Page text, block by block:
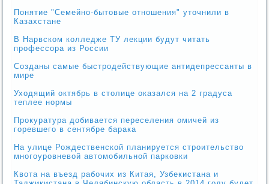
Понятие "Семейно-бытовые отношения" уточнили в
Казахстане
В Нарвском колледже ТУ лекции будут читать
профессора из России
Созданы самые быстродействующие антидепрессанты в
мире
Уходящий октябрь в столице оказался на 2 градуса
теплее нормы
Прокуратура добивается переселения омичей из
горевшего в сентябре барака
На улице Рождественской планируется строительство
многоуровневой автомобильной парковки
Квота на въезд рабочих из Китая, Узбекистана и